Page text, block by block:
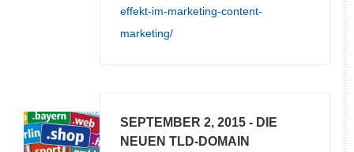
effekt-im-marketing-content-
marketing/
SEPTEMBER 2, 2015 - DIE
NEUEN TLD-DOMAIN